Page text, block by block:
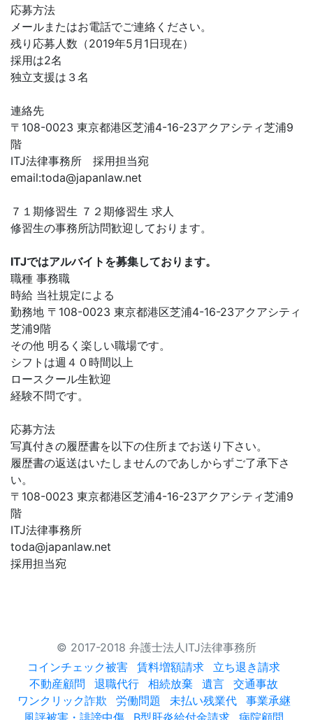
応募方法
メールまたはお電話でご連絡ください。
残り応募人数（2019年5月1日現在）
採用は2名
独立支援は３名
連絡先
〒108-0023 東京都港区芝浦4-16-23アクアシティ芝浦9
階
ITJ法律事務所 採用担当宛
email:toda@japanlaw.net
７１期修習生 ７２期修習生 求人
修習生の事務所訪問歓迎しております。
ITJではアルバイトを募集しております。
職種 事務職
時給 当社規定による
勤務地 〒108-0023 東京都港区芝浦4-16-23アクアシティ
芝浦9階
その他 明るく楽しい職場です。
シフトは週４０時間以上
ロースクール生歓迎
経験不問です。
応募方法
写真付きの履歴書を以下の住所までお送り下さい。
履歴書の返送はいたしませんのであしからずご了承下さ
い。
〒108-0023 東京都港区芝浦4-16-23アクアシティ芝浦9
階
ITJ法律事務所
toda@japanlaw.net
採用担当宛
© 2017-2018 弁護士法人ITJ法律事務所
コインチェック被害
賃料増額請求
立ち退き請求
不動産顧問
退職代行 相続放棄 遺言
交通事故
ワンクリック詐欺
労働問題 未払い残業代
事業承継
風評被害・誹謗中傷
B型肝炎給付金請求 病院顧問